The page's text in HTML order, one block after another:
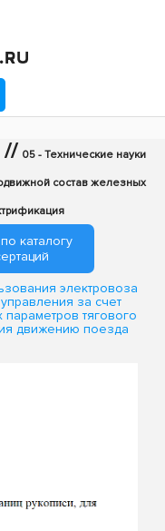
// 05 - Технические науки
состав железных
каталогу
электровоза
за счет
тягового
движению поезда